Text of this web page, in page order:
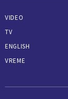
VIDEO
TV
ENGLISH
VREME